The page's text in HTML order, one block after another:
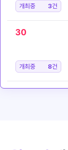
개최중 3건
30
개최중 8건